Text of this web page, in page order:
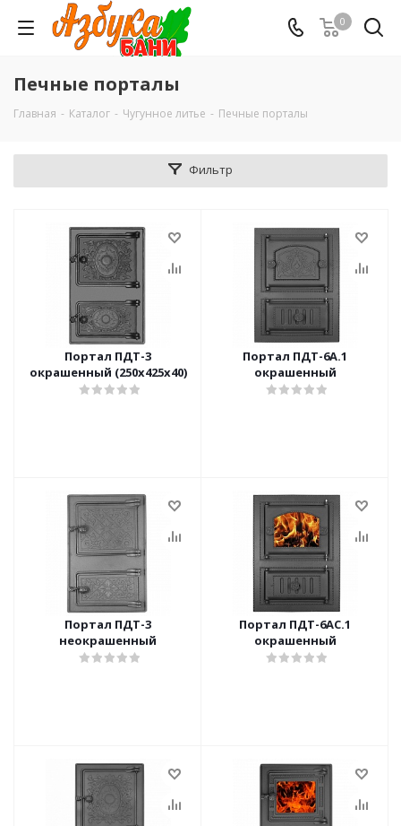
0
Печные порталы
Главная - Каталог - Чугунное литье - Печные порталы
Фильтр
Портал ПДТ-3
окрашенный (250х425х40)
Портал ПДТ-6А.1
окрашенный
Портал ПДТ-3
неокрашенный
Портал ПДТ-6АС.1
окрашенный